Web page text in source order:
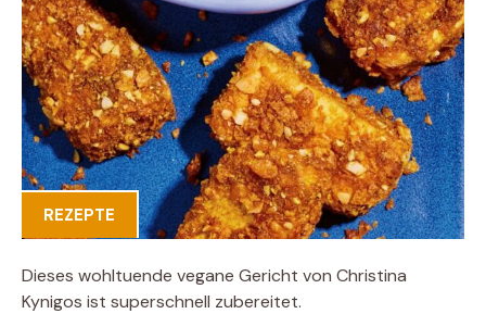
REZEPTE
Dieses wohltuende vegane Gericht von Christina
Kynigos ist superschnell zubereitet.